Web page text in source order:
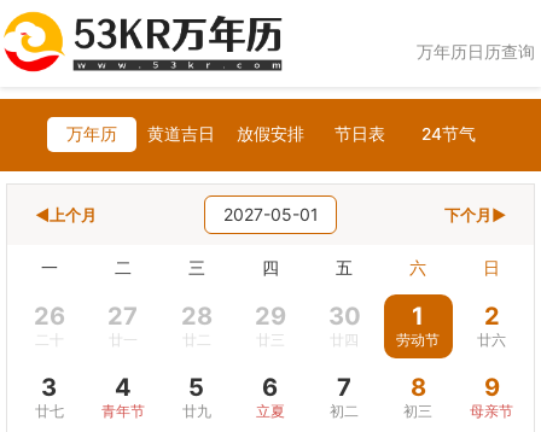
万年历日历查询
万年历 黄道吉日 放假安排 节日表 24节气
◀上个月 2027-05-01 下个月▶
一 二 三 四 五 六 日
26
二十
27
廿一
28
廿二
29
廿三
30
廿四
1
劳动节
2
廿六
3
廿七
4
青年节
5
廿九
6
立夏
7
初二
8
初三
9
母亲节